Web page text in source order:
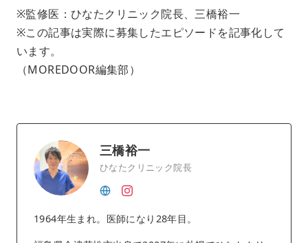
※監修医：ひなたクリニック院長、三橋裕一
※この記事は実際に募集したエピソードを記事化して
います。
（MOREDOOR編集部）
三橋裕一
ひなたクリニック院長
1964年生まれ。医師になり28年目。